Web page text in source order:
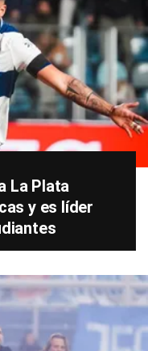
La Plata
y es líder